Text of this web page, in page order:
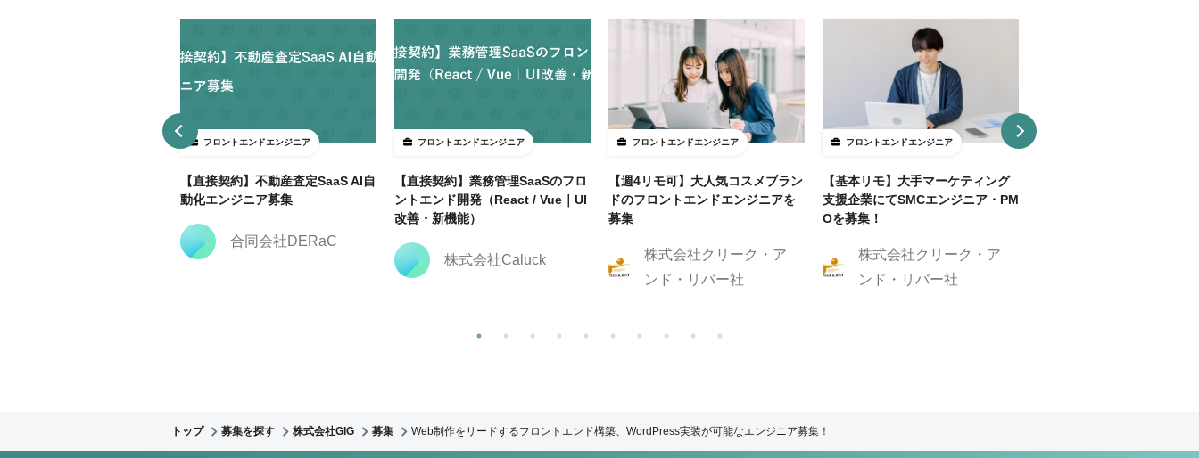
フロントエンドエンジニア
【直接契約】不動産査定SaaS AI自
動化エンジニア募集
合同会社DERaC
フロントエンドエンジニア
【直接契約】業務管理SaaSのフロ
ントエンド開発（React / Vue｜UI
改善・新機能）
株式会社Caluck
フロントエンドエンジニア
【週4リモ可】大人気コスメブラン
ドのフロントエンドエンジニアを
募集
株式会社クリーク・ア
ンド・リバー社
フロントエンドエンジニア
【基本リモ】大手マーケティング
支援企業にてSMCエンジニア・PM
Oを募集！
株式会社クリーク・ア
ンド・リバー社
トップ 募集を探す 株式会社GIG 募集 Web制作をリードするフロントエンド構築、WordPress実装が可能なエンジニア募集！